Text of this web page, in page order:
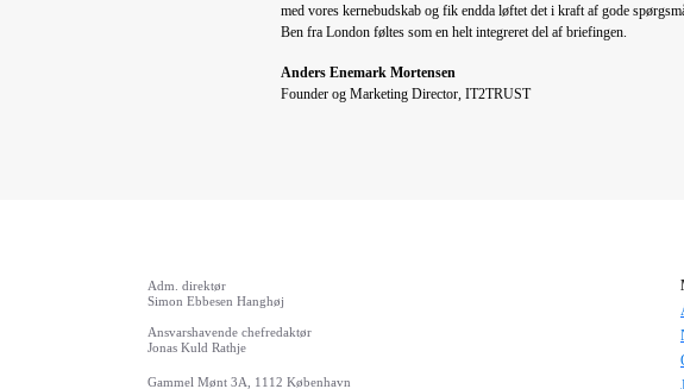
med vores kernebudskab og fik endda løftet det i kraft af gode
Ben fra London føltes som en helt integreret del af briefingen.
Anders Enemark Mortensen
Founder og Marketing Director, IT2TRUST
Adm. direktør
Simon Ebbesen Hanghøj
Ansvarshavende chefredaktør
Jonas Kuld Rathje
Gammel Mønt 3A, 1112 København